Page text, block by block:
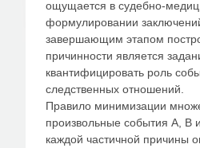
ощущается в судебно-
формулировании
завершающим этапом
причинности является
квантифицировать роль
следственных отношений.
Правило минимизации
произвольные события А, В
каждой частичной причины